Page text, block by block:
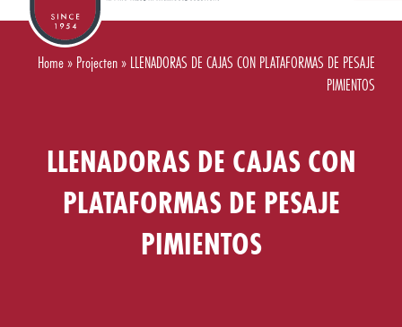
Home» Projecten» LLENADORAS DE CAJAS CON PLATAFORMAS DE PESAJE
PIMIENTOS
LLENADORAS DE CAJAS CON
PLATAFORMAS DE PESAJE
PIMIENTOS